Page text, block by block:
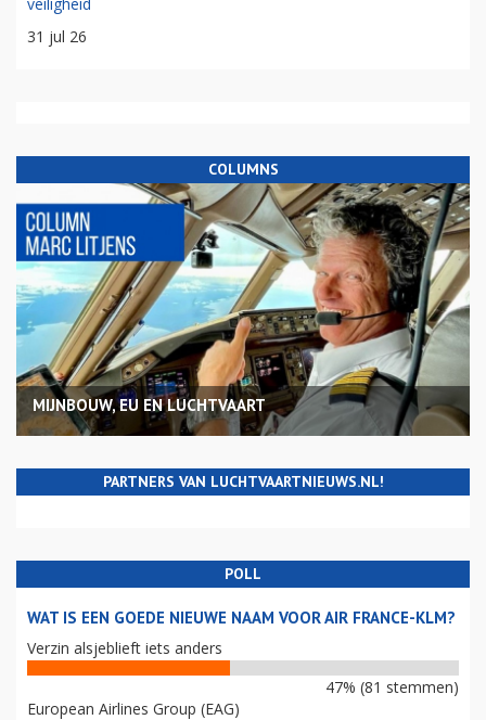
31 jul 26
COLUMNS
MIJNBOUW, EU EN LUCHTVAART
PARTNERS VAN LUCHTVAARTNIEUWS.NL!
POLL
WAT IS EEN GOEDE NIEUWE NAAM VOOR AIR FRANCE-KLM?
Verzin alsjeblieft iets anders
47% (81 stemmen)
European Airlines Group (EAG)